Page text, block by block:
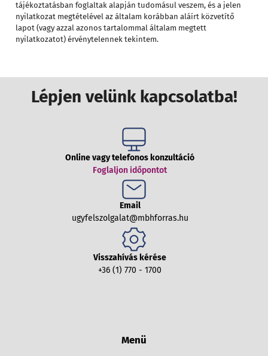
tájékoztatásban foglaltak alapján tudomásul veszem, és a jelen
nyilatkozat megtételével az általam korábban aláírt közvetítő
lapot (vagy azzal azonos tartalommal általam megtett
nyilatkozatot) érvénytelennek tekintem.
Lépjen velünk kapcsolatba!
Online vagy telefonos konzultáció
Foglaljon időpontot
Email
ugyfelszolgalat@mbhforras.hu
Visszahívás kérése
+36 (1) 770 - 1700
Menü